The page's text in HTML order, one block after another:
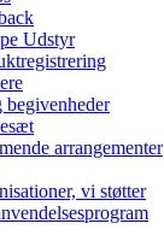
Udstyr
begivenheder
arrangementer
vi støtter